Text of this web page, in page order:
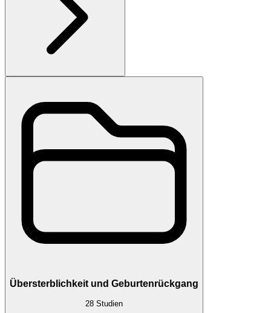
Übersterblichkeit und Geburtenrückgang
28 Studien